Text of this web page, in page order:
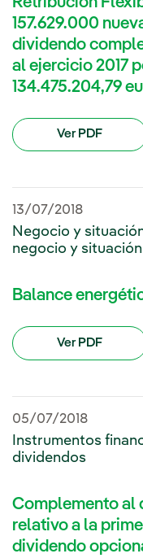
157.629.000
dividendo
al ejercicio 2017
134.475.204,79
Ver PDF
13/07/2018
Negocio y
negocio y
Balance
Ver PDF
05/07/2018
Instrumentos
dividendos
Complemento al
relativo a la
dividendo